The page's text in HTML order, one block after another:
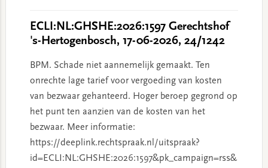
ECLI:NL:GHSHE:2026:1597 Gerechtshof
's-Hertogenbosch, 17-06-2026, 24/1242
BPM. Schade niet aannemelijk gemaakt. Ten
onrechte lage tarief voor vergoeding van kosten
van bezwaar gehanteerd. Hoger beroep gegrond op
het punt ten aanzien van de kosten van het
bezwaar. Meer informatie:
https://deeplink.rechtspraak.nl/uitspraak?
id=ECLI:NL:GHSHE:2026:1597&pk_campaign=rss&